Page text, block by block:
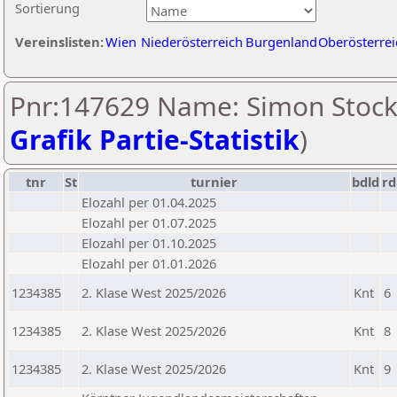
Sortierung
Vereinslisten:Wien Niederösterreich Burgenland
Pnr:147629 Name: Simon
Grafik Partie-Statistik)
tnr St turnier bdld rd
Elozahl per 01.04.2025
Elozahl per 01.07.2025
Elozahl per 01.10.2025
Elozahl per 01.01.2026
1234385
2. Klase West 2025/2026 Knt 6
1234385 2. Klase West 2025/2026 Knt 8
1234385 2. Klase West 2025/2026 Knt 9